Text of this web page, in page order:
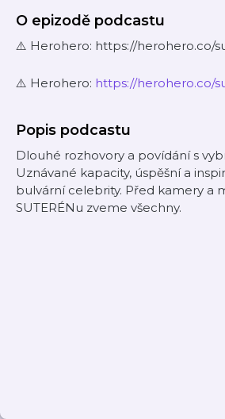
O epizodě podcastu
⚠️ Herohero: https://herohero.co/
⚠️ Herohero: https://herohero.co/
Popis podcastu
Dlouhé rozhovory a povídání s
Uznávané kapacity, úspěšní a
bulvární celebrity. Před kamery a
SUTERÉNu zveme všechny.